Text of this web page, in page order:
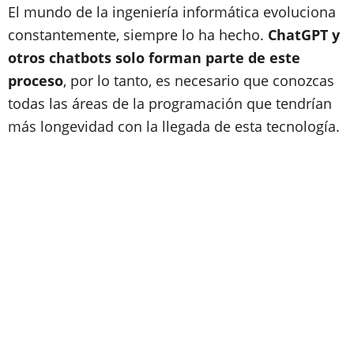
El mundo de la ingeniería informática evoluciona
constantemente, siempre lo ha hecho. ChatGPT y
otros chatbots solo forman parte de este
proceso, por lo tanto, es necesario que conozcas
todas las áreas de la programación que tendrían
más longevidad con la llegada de esta tecnología.